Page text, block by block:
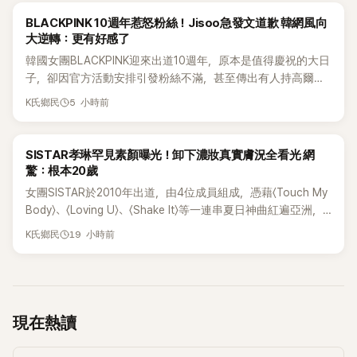
K-POP
BLACKPINK 10週年惹怒粉絲！Jisoo急發文道歉 韓網風向
大逆轉：更有好感了
韓國女團BLACKPINK迎來出道10週年，原本是值得慶祝的大日
子，卻因官方活動安排引發粉絲不滿，甚至傳出有人持高爾夫
球桿到YG娛樂大樓鬧事。Jisoo今（8日）也親自發文向BLINK
K氏鄉民 5 小時前
K-POP
SISTAR孝琳罕見素顏曝光！卸下濃妝真實膚況全看光 網
驚：根本20歲
女團SISTAR於2010年出道，由4位成員組成，憑藉〈Touch My
Body〉、〈Loving U〉、〈Shake It〉等一連串夏日神曲紅遍亞洲，
獲封「夏日女王」。不過，團體在出道滿7年後宣布解散，成員各
K氏鄉民 19 小時前
現在熱讀